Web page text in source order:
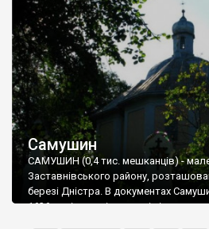
автобусної зупинки звернути
квартал.
Самушин
САМУШИН (0,4 тис. мешканців) -
Заставнівського району,
березі Дністра. В документах
1636 році, але є історичні підстави